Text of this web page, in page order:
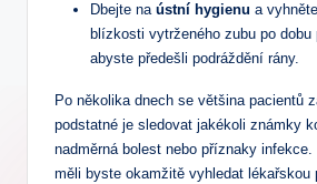
Dbejte na ústní hygienu a
blízkosti ‌vytrženého ‌zubu po dobu
abyste předešli podráždění rány.
Po několika dnech se ⁤většina pacientů‍
‌podstatné je sledovat jakékoli známky
nadměrná bolest nebo příznaky
měli byste okamžitě ⁣vyhledat lékařskou